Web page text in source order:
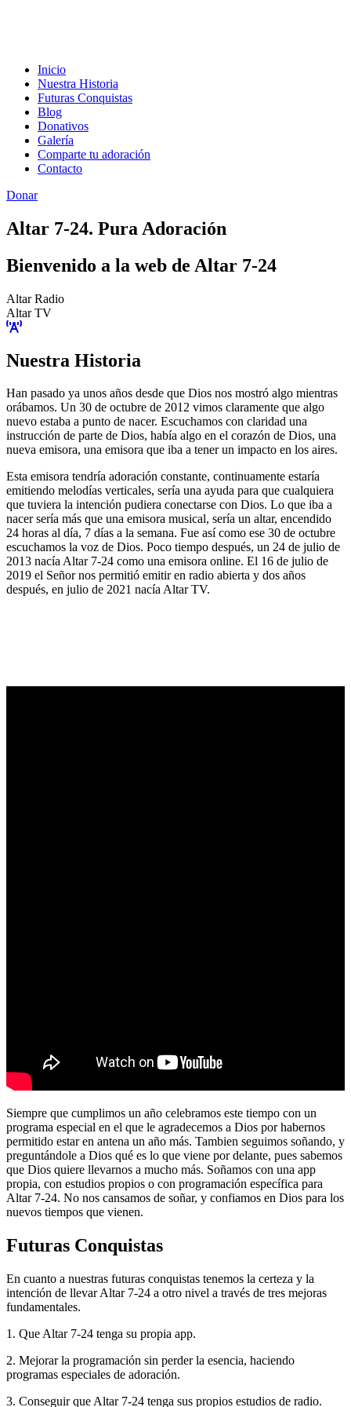
Inicio
Nuestra Historia
Futuras Conquistas
Blog
Donativos
Galería
Comparte tu adoración
Contacto
Donar
Altar 7-24. Pura Adoración
Bienvenido a la web de Altar 7-24
Altar Radio
Altar TV
Nuestra Historia
Han pasado ya unos años desde que Dios nos mostró algo mientras
orábamos. Un 30 de octubre de 2012 vimos claramente que algo
nuevo estaba a punto de nacer. Escuchamos con claridad una
instrucción de parte de Dios, había algo en el corazón de Dios, una
nueva emisora, una emisora que iba a tener un impacto en los aires.
Esta emisora tendría adoración constante, continuamente estaría
emitiendo melodías verticales, sería una ayuda para que cualquiera
que tuviera la intención pudiera conectarse con Dios. Lo que iba a
nacer sería más que una emisora musical, sería un altar, encendido
24 horas al día, 7 días a la semana. Fue así como ese 30 de octubre
escuchamos la voz de Dios. Poco tiempo después, un 24 de julio de
2013 nacía Altar 7-24 como una emisora online. El 16 de julio de
2019 el Señor nos permitió emitir en radio abierta y dos años
después, en julio de 2021 nacía Altar TV.
Siempre que cumplimos un año celebramos este tiempo con un
programa especial en el que le agradecemos a Dios por habernos
permitido estar en antena un año más. Tambien seguimos soñando, y
preguntándole a Dios qué es lo que viene por delante, pues sabemos
que Dios quiere llevarnos a mucho más. Soñamos con una app
propia, con estudios propios o con programación específica para
Altar 7-24. No nos cansamos de soñar, y confiamos en Dios para los
nuevos tiempos que vienen.
Futuras Conquistas
En cuanto a nuestras futuras conquistas tenemos la certeza y la
intención de llevar Altar 7-24 a otro nivel a través de tres mejoras
fundamentales.
1. Que Altar 7-24 tenga su propia app.
2. Mejorar la programación sin perder la esencia, haciendo
programas especiales de adoración.
3. Conseguir que Altar 7-24 tenga sus propios estudios de radio.